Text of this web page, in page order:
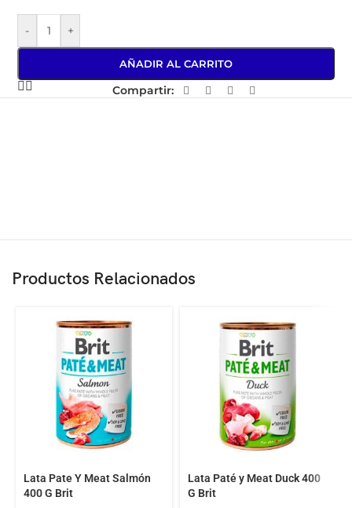
- +
AÑADIR AL CARRITO
Compartir:
Productos Relacionados
Lata Pate Y Meat Salmón
400 G Brit
Lata Paté y Meat Duck 400
G Brit